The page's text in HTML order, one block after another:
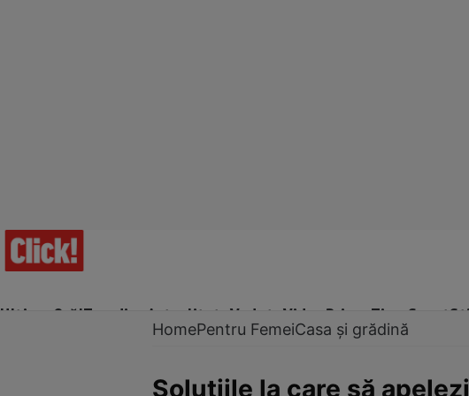
Ultima Oră!Trending Actualitate Vedete Video Prime Time Sport
HomePentru FemeiCasa și grădină
Soluțiile la care să